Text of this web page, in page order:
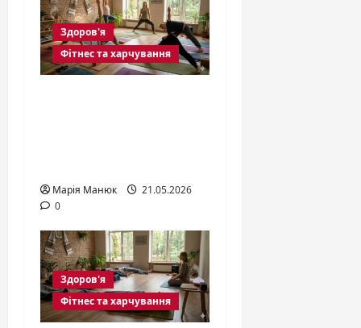
Здоров'я
Фітнес та харчування
Марія Манюк
21.05.2026
0
Здоров'я
Фітнес та харчування